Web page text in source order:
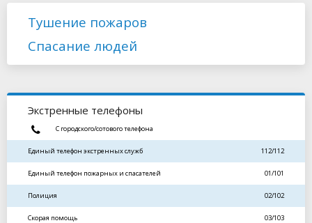
Тушение пожаров
Спасание людей
Экстренные телефоны
С городского/сотового телефона
Единый телефон экстренных служб 112/112
Единый телефон пожарных и спасателей 01/101
Полиция 02/102
Скорая помощь 03/103